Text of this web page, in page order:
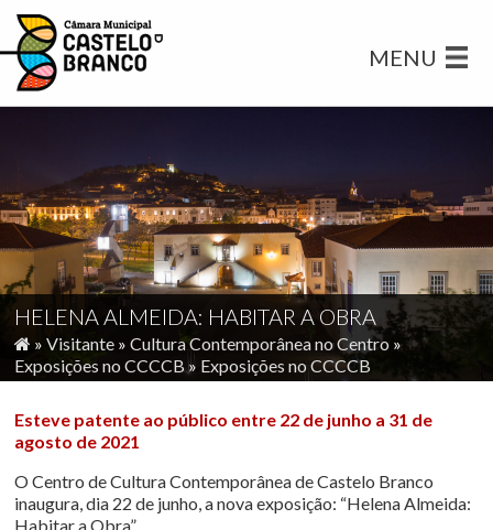
MENU
HELENA ALMEIDA: HABITAR A OBRA
» Visitante » Cultura Contemporânea no Centro »
Exposições no CCCCB » Exposições no CCCCB
Esteve patente ao público entre 22 de junho a 31 de
agosto de 2021
O Centro de Cultura Contemporânea de Castelo Branco
inaugura, dia 22 de junho, a nova exposição: “Helena Almeida:
Habitar a Obra”.